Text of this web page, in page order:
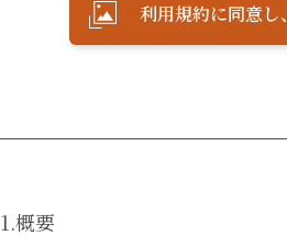
利用規約に同意し
1.概要